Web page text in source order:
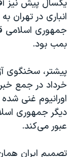
یکسال پیش نیز
انباری در
جمهوری اسلامی
بمب بود. ​
خرداد در جمع
عبور می‌کند.
تصمیم ایران